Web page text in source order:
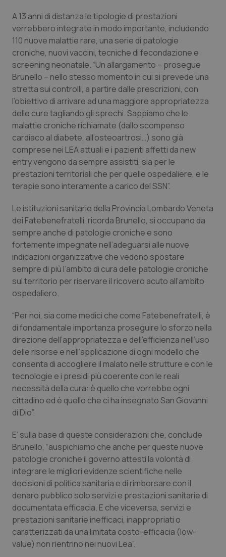
Liguria
Lombardia
Marche
Molise
Piemonte
Provincia Autonoma di Bolzano
Provincia Autonoma di Trento
Sardegna
Sicilia
Toscana
Valle D’Aosta
Veneto
Disturbi dell’umore
Dolore
Donna & Salute
Epatiti
HIV
Infezioni & Febbre
Ipertensione & Scompenso
Malattia di Crohn & Rettocolite Ulcerosa
Neuroscienze & patologie neurodegenerative
Obesità
Oncodermatologia
Oncoematologia
Oncologia & Nutrizione
Psoriasi & pelle
Quotidiano Cardiologia
Quotidiano Chirurgia
Quotidiano Oncologia
Quotidiano Pediatria
Rene & patologie urogenitali
A 13 anni di distanza le tipologie di prestazioni
verrebbero integrate in modo importante, includendo
110 nuove malattie rare, una serie di patologie
croniche, nuovi vaccini, tecniche di fecondazione e
screening neonatale. “Un allargamento – prosegue
Brunello – nello stesso momento in cui si prevede una
stretta sui controlli, a partire dalle prescrizioni, con
l’obiettivo di arrivare ad una maggiore appropriatezza
delle cure tagliando gli sprechi. Sappiamo che le
malattie croniche richiamate (dallo scompenso
cardiaco al diabete, all’osteoartrosi…) sono già
comprese nei LEA attuali e i pazienti affetti da new
entry vengono da sempre assistiti, sia per le
prestazioni territoriali che per quelle ospedaliere, e le
terapie sono interamente a carico del SSN”.
Le istituzioni sanitarie della Provincia Lombardo Veneta
dei Fatebenefratelli, ricorda Brunello, si occupano da
sempre anche di patologie croniche e sono
fortemente impegnate nell’adeguarsi alle nuove
indicazioni organizzative che vedono spostare
sempre di più l’ambito di cura delle patologie croniche
sul territorio per riservare il ricovero acuto all’ambito
ospedaliero.
“Per noi, sia come medici che come Fatebenefratelli, è
di fondamentale importanza proseguire lo sforzo nella
direzione dell’appropriatezza e dell’efficienza nell’uso
delle risorse e nell’applicazione di ogni modello che
consenta di accogliere il malato nelle strutture e con le
tecnologie e i presidi più coerente con le reali
necessità della cura: è quello che vorrebbe ogni
cittadino ed è quello che ci ha insegnato San Giovanni
di Dio”.
E’ sulla base di queste considerazioni che, conclude
Brunello, “auspichiamo che anche per queste nuove
patologie croniche il governo attesti la volontà di
integrare le migliori evidenze scientifiche nelle
decisioni di politica sanitaria e di rimborsare con il
denaro pubblico solo servizi e prestazioni sanitarie di
documentata efficacia. E che viceversa, servizi e
prestazioni sanitarie inefficaci, inappropriati o
caratterizzati da una limitata costo-efficacia (low-
value) non rientrino nei nuovi Lea”.